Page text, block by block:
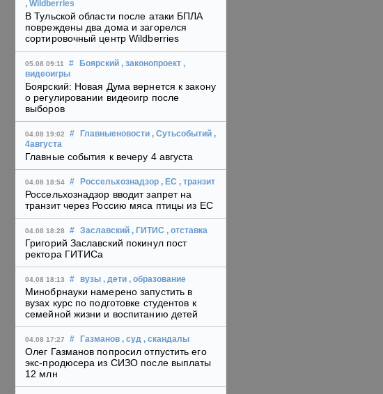
, Wildberries
В Тульской области после атаки БПЛА
повреждены два дома и загорелся
сортировочный центр Wildberries
05.08 09:11 # Боярский , законопроект ,
видеоигры
Боярский: Новая Дума вернется к закону
о регулировании видеоигр после
выборов
04.08 19:02 # Главныеновости , Сутьсобытий ,
4августа
Главные события к вечеру 4 августа
04.08 18:54 # Россельхознадзор , ЕС , транзит
Россельхознадзор вводит запрет на
транзит через Россию мяса птицы из ЕС
04.08 18:28 # Заславский , ГИТИС , отставка
Григорий Заславский покинул пост
ректора ГИТИСа
04.08 18:13 # вузы , дети , образование
Минобрнауки намерено запустить в
вузах курс по подготовке студентов к
семейной жизни и воспитанию детей
04.08 17:27 # Газманов , суд , скандалы
Олег Газманов попросил отпустить его
экс-продюсера из СИЗО после выплаты
12 млн